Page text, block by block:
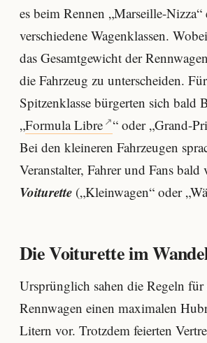
es beim Rennen „Marseille-Nizza“
verschiedene Wagenklassen.
das Gesamtgewicht der
die Fahrzeug zu unterscheiden.
Spitzenklasse bürgerten sich bald
„Formula Libre “ oder „Grand-
Bei den kleineren Fahrzeugen
Veranstalter, Fahrer und Fans bald
Voiturette („Kleinwagen“ oder
Die Voiturette im
Ursprünglich sahen die Regeln
Rennwagen einen maximalen
Litern vor. Trotzdem feierten